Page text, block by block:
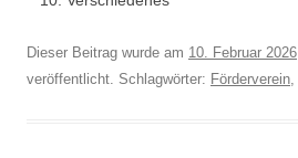
Dieser Beitrag wurde am 10. Februar 2026
veröffentlicht. Schlagwörter: Förderverein,